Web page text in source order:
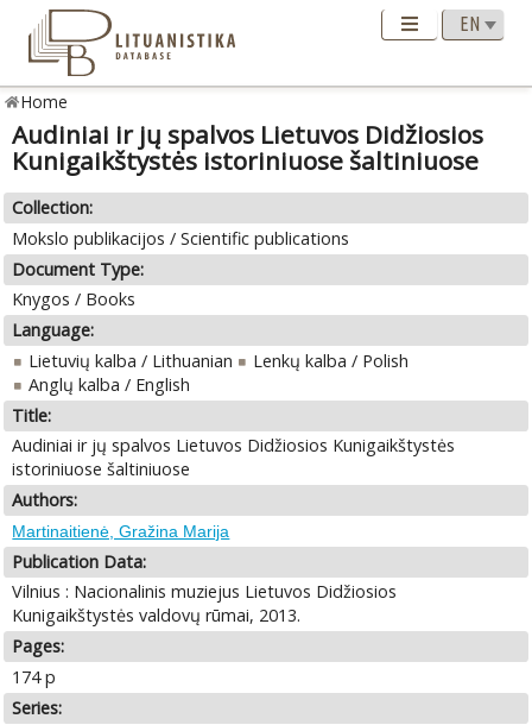
Home
Audiniai ir jų spalvos Lietuvos Didžiosios
Kunigaikštystės istoriniuose šaltiniuose
Collection:
Mokslo publikacijos / Scientific publications
Document Type:
Knygos / Books
Language:
Lietuvių kalba / Lithuanian
Lenkų kalba / Polish
Anglų kalba / English
Title:
Audiniai ir jų spalvos Lietuvos Didžiosios Kunigaikštystės
istoriniuose šaltiniuose
Authors:
Martinaitienė, Gražina Marija
Publication Data:
Vilnius : Nacionalinis muziejus Lietuvos Didžiosios
Kunigaikštystės valdovų rūmai, 2013.
Pages:
174 p
Series: